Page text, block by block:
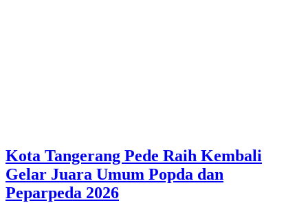
Kota Tangerang Pede Raih Kembali
Gelar Juara Umum Popda dan
Peparpeda 2026